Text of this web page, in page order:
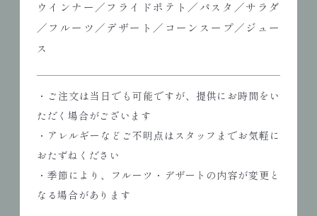
ウインナー／フライドポテト／パスタ／サラダ
／フルーツ／デザート／コーンスープ／ジュー
ス
・ご注文は当日でも可能ですが、提供にお時間をい
ただく場合がございます
・アレルギーなどご不明点はスタッフまでお気軽に
おたずねください
・季節により、フルーツ・デザートの内容が変更と
なる場合があります